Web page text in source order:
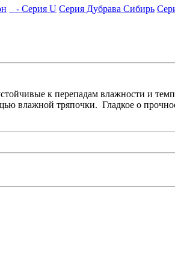
- Серия U Серия Дубрава Сибирь
к перепадам влажности и
влажной тряпочки. Гладкое о